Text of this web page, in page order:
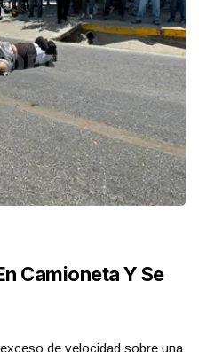
Camioneta Y Se
de velocidad sobre una